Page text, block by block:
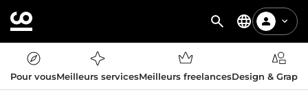
Pour vousMeilleurs servicesMeilleurs freelancesDesign &